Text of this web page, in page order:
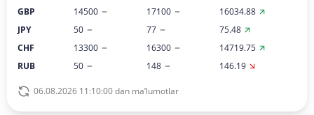
GBP
14500 17100
16034.88
JPY
50 77
75.48
CHF
13300 16300
14719.75
RUB
50 148 146.19
06.08.2026 11:10:00 dan ma’lumotlar